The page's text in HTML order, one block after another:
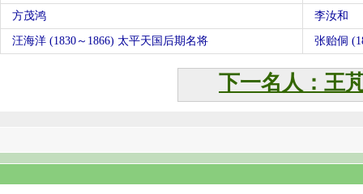
方茂鸿 李汝和
汪海洋 (1830～1866) 太平天国后期名将 张贻侗
下一名人：王